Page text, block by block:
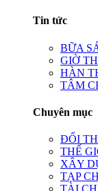
Tin tức
BỮA
GIỜ
HÀN
TÂM
Chuyên mục
ĐỐI
THẾ
XÂY
TẠP
TÀI